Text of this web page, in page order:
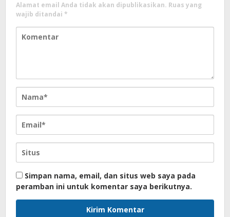
Alamat email Anda tidak akan dipublikasikan. Ruas yang
wajib ditandai *
Simpan nama, email, dan situs web saya pada
peramban ini untuk komentar saya berikutnya.